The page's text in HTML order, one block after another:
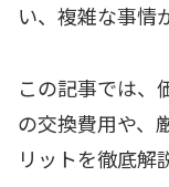
い、複雑な事情
この記事では、
の交換費用や、
リットを徹底解